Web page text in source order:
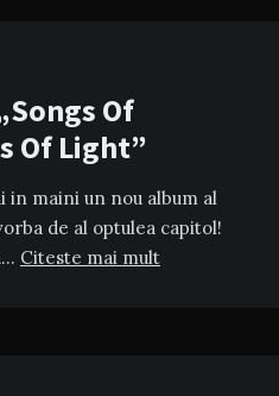
Of
Of Light”
in maini un nou album al
de al optulea capitol!
Citeste mai mult